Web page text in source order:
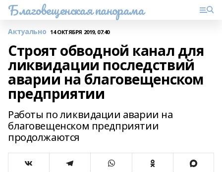
Благовещенская панорама
Актуально 14 ОКТЯБРЯ 2019, 07:40
Строят обводной канал для
ликвидации последствий
аварии на благовещенском
предприятии
Работы по ликвидации аварии на
благовещенском предприятии
продолжаются